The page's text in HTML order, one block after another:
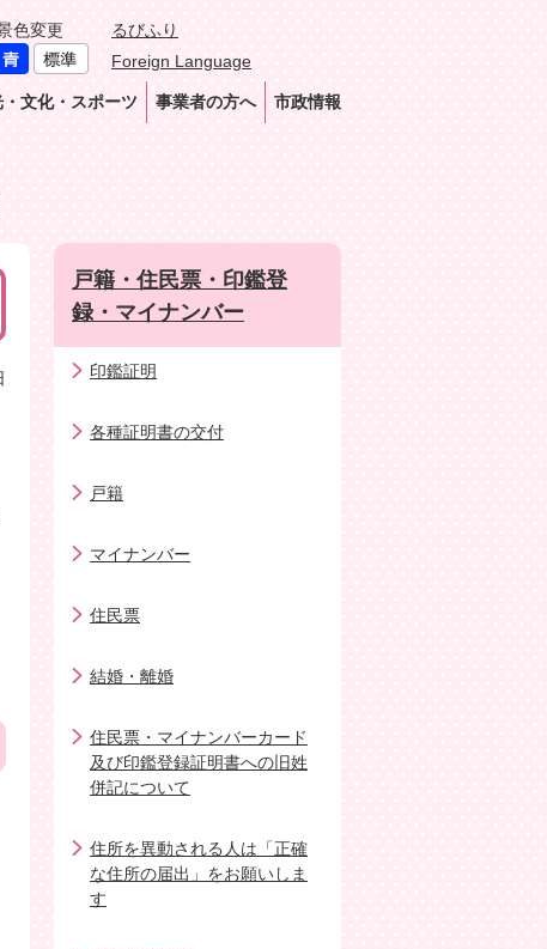
色変更
るびふり
Foreign Language
文化・スポーツ 事業者の方へ 市政情報
戸籍・住民票・印鑑登
録・マイナンバー
印鑑証明
各種証明書の交付
戸籍
マイナンバー
住民票
結婚・離婚
住民票・マイナンバーカード
及び印鑑登録証明書への旧姓
併記について
住所を異動される人は「正確
な住所の届出」をお願いしま
す